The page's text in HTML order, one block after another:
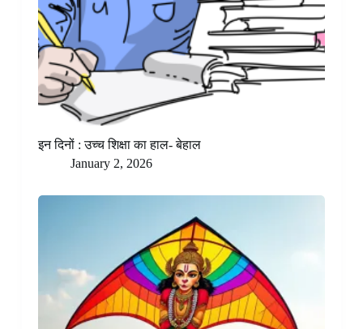
इन दिनों : उच्च शिक्षा का हाल- बेहाल
January 2, 2026